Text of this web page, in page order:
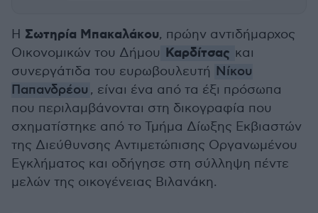
Η Σωτηρία Μπακαλάκου, πρώην αντιδήμαρχος
Οικονομικών του Δήμου Καρδίτσας και
συνεργάτιδα του ευρωβουλευτή Νίκου
Παπανδρέου , είναι ένα από τα έξι πρόσωπα
που περιλαμβάνονται στη δικογραφία που
σχηματίστηκε από το Τμήμα Δίωξης Εκβιαστών
της Διεύθυνσης Αντιμετώπισης Οργανωμένου
Εγκλήματος και οδήγησε στη σύλληψη πέντε
μελών της οικογένειας Βιλανάκη.